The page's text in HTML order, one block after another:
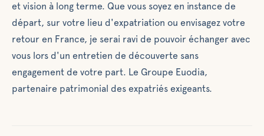
spécifiques de la
mobilité
internationale en
mobilisant toutes
ses ressources et
partenaires:
diversification,
et vision à long terme. Que vous soyez en instance de
départ, sur votre lieu d'expatriation ou envisagez votre
retour en France, je serai ravi de pouvoir échanger avec
vous lors d'un entretien de découverte sans
engagement de votre part. Le Groupe Euodia,
partenaire patrimonial des expatriés exigeants.